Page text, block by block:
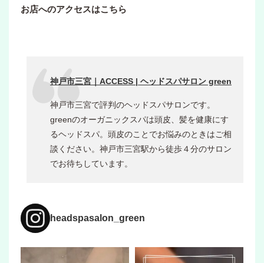
お店へのアクセスはこちら
神戸市三宮｜ACCESS | ヘッドスパサロン green
神戸市三宮で評判のヘッドスパサロンです。
greenのオーガニックスパは頭皮、髪を健康にす
るヘッドスパ。頭皮のことでお悩みのときはご相
談ください。神戸市三宮駅から徒歩４分のサロン
でお待ちしています。
headspasalon_green